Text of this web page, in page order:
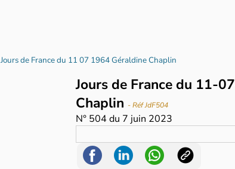
Jours de France du 11 07 1964 Géraldine Chaplin
Jours de France du 11-
Chaplin - Réf JdF504
N° 504 du 7 juin 2023